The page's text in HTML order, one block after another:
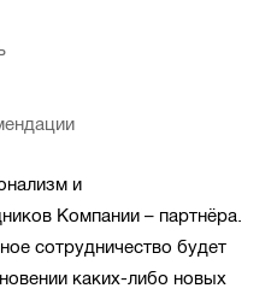
и
Компании – партнёра.
сотрудничество будет
каких-либо новых